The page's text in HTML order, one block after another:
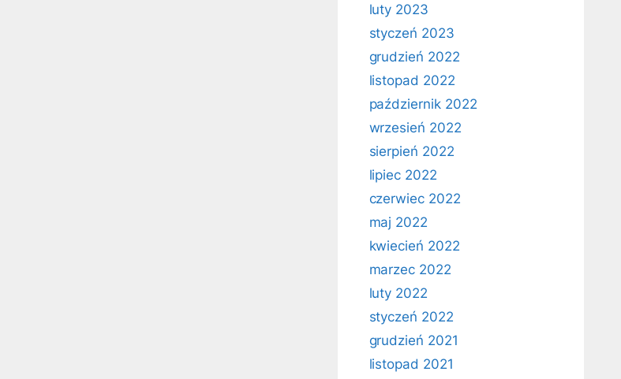
luty 2023
styczeń 2023
grudzień 2022
listopad 2022
październik 2022
wrzesień 2022
sierpień 2022
lipiec 2022
czerwiec 2022
maj 2022
kwiecień 2022
marzec 2022
luty 2022
styczeń 2022
grudzień 2021
listopad 2021